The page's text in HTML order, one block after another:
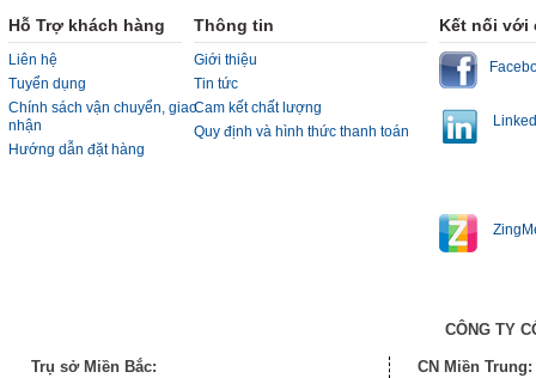
Hỗ Trợ khách hàng
Liên hệ
Tuyển dụng
Chính sách vận chuyển, giao
nhận
Hướng dẫn đặt hàng
Thông tin
Giới thiệu
Tin tức
Cam kết chất lượng
Quy định và hình thức thanh toán
Kết nối với
CÔNG TY
Trụ sở Miền Bắc:
CN Miền Trung: